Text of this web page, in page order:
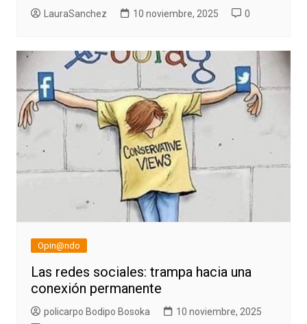
LauraSanchez 10 noviembre, 2025 0
Opin@ndo
Las redes sociales: trampa hacia una
conexión permanente
policarpo Bodipo Bosoka
10 noviembre, 2025